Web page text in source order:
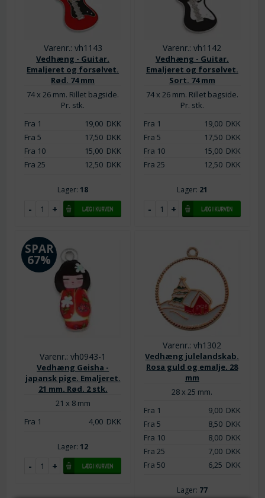
Varenr.: vh1143
Vedhæng - Guitar.
Emaljeret og forsølvet.
Rød. 74 mm
74 x 26 mm. Rillet bagside.
Pr. stk.
Fra 1
19,00DKK
Fra 5
17,50DKK
Fra 10
15,00DKK
Fra 25
12,50DKK
Lager: 18
Varenr.: vh1142
Vedhæng - Guitar.
Emaljeret og forsølvet.
Sort. 74 mm
74 x 26 mm. Rillet bagside.
Pr. stk.
Fra 1
19,00DKK
Fra 5
17,50DKK
Fra 10
15,00DKK
Fra 25
12,50DKK
Lager: 21
SPAR
67%
Varenr.: vh0943-1
Vedhæng Geisha -
japansk pige. Emaljeret.
21 mm. Rød. 2 stk.
21 x 8 mm
Fra 1
4,00DKK
Lager: 12
Varenr.: vh1302
Vedhæng julelandskab.
Rosa guld og emalje. 28
mm
28 x 25 mm.
Fra 1
9,00DKK
Fra 5
8,50DKK
Fra 10
8,00DKK
Fra 25
7,00DKK
Fra 50
6,25 DKK
Lager: 77